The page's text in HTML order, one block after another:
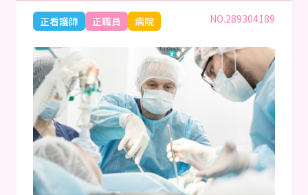
正看護師 正職員 病院 NO.289304189